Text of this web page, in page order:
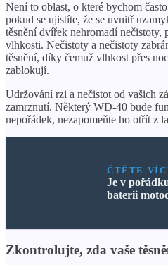
Není to oblast, o které bychom
pokud se ujistíte, že se uvnitř
těsnění dvířek nehromadí nečistoty,
vlhkosti. Nečistoty a nečistoty
těsnění, díky čemuž vlhkost přes
zablokují.
Udržování rzi a nečistot od vašich
zamrznutí. Některý WD-40 bude
nepořádek, nezapomeňte ho otřít z
ČTĚTE
Je v
baterii
Zkontrolujte, zda vaše